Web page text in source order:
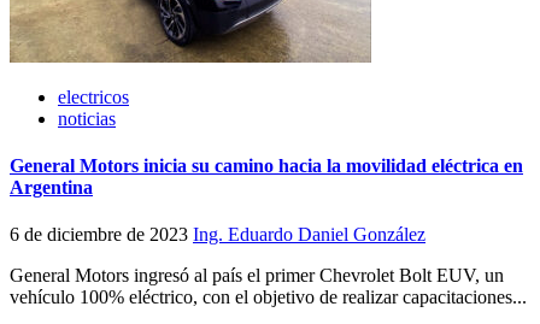
electricos
noticias
General Motors inicia su camino hacia la movilidad eléctrica en
Argentina
6 de diciembre de 2023 Ing. Eduardo Daniel González
General Motors ingresó al país el primer Chevrolet Bolt EUV, un
vehículo 100% eléctrico, con el objetivo de realizar capacitaciones...